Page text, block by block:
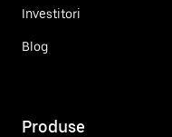
Investitori
Blog
Produse